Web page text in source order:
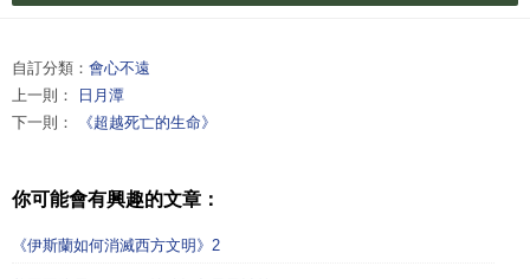
自訂分類： 會心不遠
上一則：
日月潭
下一則：
《超越死亡的生命》
你可能會有興趣的文章：
《伊斯蘭如何消滅西方文明》2